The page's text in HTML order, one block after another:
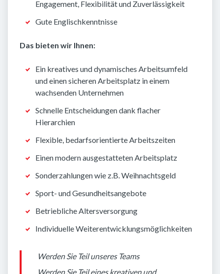
Engagement, Flexibilität und Zuverlässigkeit
Gute Englischkenntnisse
Das bieten wir Ihnen:
Ein kreatives und dynamisches Arbeitsumfeld
und einen sicheren Arbeitsplatz in einem
wachsenden Unternehmen
Schnelle Entscheidungen dank flacher
Hierarchien
Flexible, bedarfsorientierte Arbeitszeiten
Einen modern ausgestatteten Arbeitsplatz
Sonderzahlungen wie z.B. Weihnachtsgeld
Sport- und Gesundheitsangebote
Betriebliche Altersversorgung
Individuelle Weiterentwicklungsmöglichkeiten
Werden Sie Teil unseres Teams
Werden Sie Teil eines kreativen und